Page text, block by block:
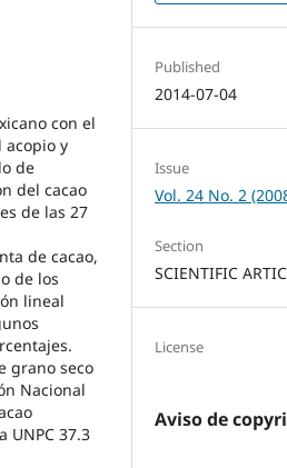
con el
acopio y
de
del cacao
de las 27
de cacao,
de los
lineal
grano seco
Nacional
UNPC 37.3
Published
2014-07-04
Issue
Vol. 24 No. 2
Section
SCIENTIFIC
License
Aviso de